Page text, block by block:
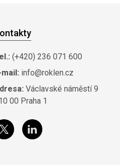
(+420) 236 071 600
mail: info@roklen.cz
Václavské náměstí 9
00 Praha 1